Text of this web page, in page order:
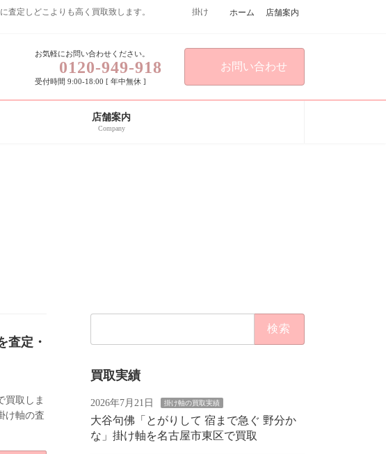
丁寧に査定しどこよりも高く買取致します。 掛け
ホーム 店舗案内
お気軽にお問い合わせください。
0120-949-918
受付時間 9:00-18:00 [ 年中無休 ]
お問い合わせ
店舗案内
Company
査定・
買取しま
け軸の査
買取実績
2026年7月21日 掛け軸の買取実績
大谷句佛「とがりして 宿まで急ぐ 野分か
な」掛け軸を名古屋市東区で買取